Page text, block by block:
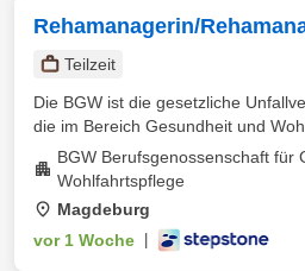
Rehamanagerin/
Teilzeit
Die BGW ist die gesetzliche
die im Bereich Gesundheit und
BGW Berufsgenossenschaft für
Wohlfahrtspflege
Magdeburg
vor 1 Woche